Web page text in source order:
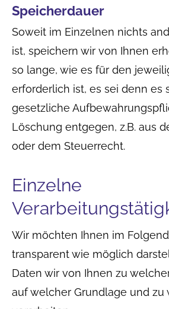
Speicherdauer
Soweit im Einzelnen nichts
ist, speichern wir von Ihnen
so lange, wie es für den
erforderlich ist, es sei denn es
gesetzliche
Löschung entgegen, z.B. aus
oder dem Steuerrecht.
Einzelne
Wir möchten Ihnen im
transparent wie möglich
Daten wir von Ihnen zu
auf welcher Grundlage und